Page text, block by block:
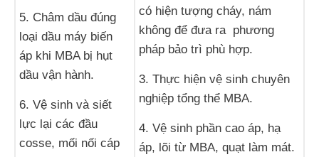
5. Châm dầu đúng
loại dầu máy biến
áp khi MBA bị hụt
dầu vận hành.
6. Vệ sinh và siết
lực lại các đầu
cosse, mối nối cáp
có hiện tượng cháy, nám
không để đưa ra phương
pháp bảo trì phù hợp.
3. Thực hiện vệ sinh chuyên
nghiệp tổng thể MBA.
4. Vệ sinh phần cao áp, hạ
áp, lõi từ MBA, quạt làm mát.